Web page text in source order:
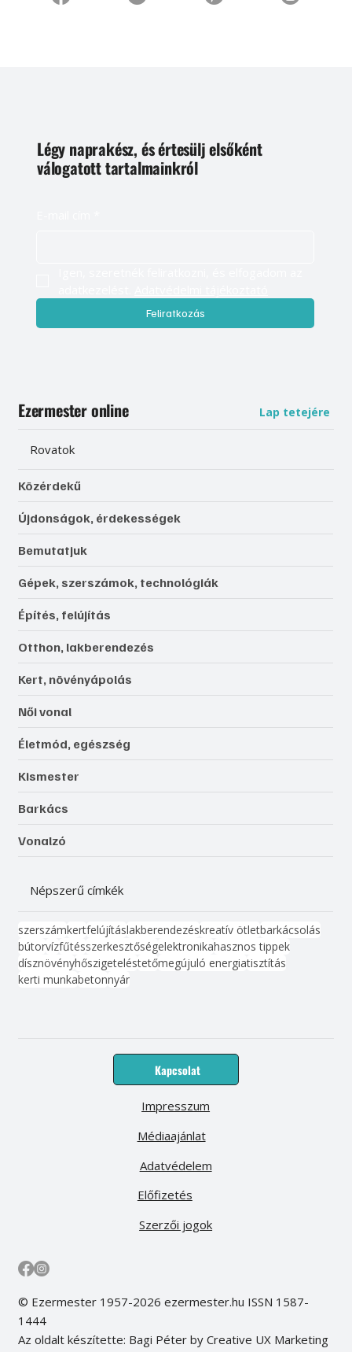
Légy naprakész, és értesülj elsőként
válogatott tartalmainkról
Feliratkozás
Ezermester online Lap tetejére
Rovatok
Közérdekű
Újdonságok, érdekességek
Bemutatjuk
Gépek, szerszámok, technológiák
Építés, felújítás
Otthon, lakberendezés
Kert, növényápolás
Női vonal
Életmód, egészség
Kismester
Barkács
Vonalzó
Népszerű címkék
szerszámkertfelújításlakberendezéskreatív ötletbarkácsolás
bútorvízfűtésszerkesztőségelektronikahasznos tippek
dísznövényhőszigeteléstetőmegújuló energiatisztítás
kerti munkabetonnyár
Kapcsolat
Médiaajánlat
Előfizetés
Impresszum
Adatvédelem
Szerzői jogok
© Ezermester 1957-2026 ezermester.hu ISSN 1587-
1444
Az oldalt készítette: Bagi Péter by Creative UX Marketing